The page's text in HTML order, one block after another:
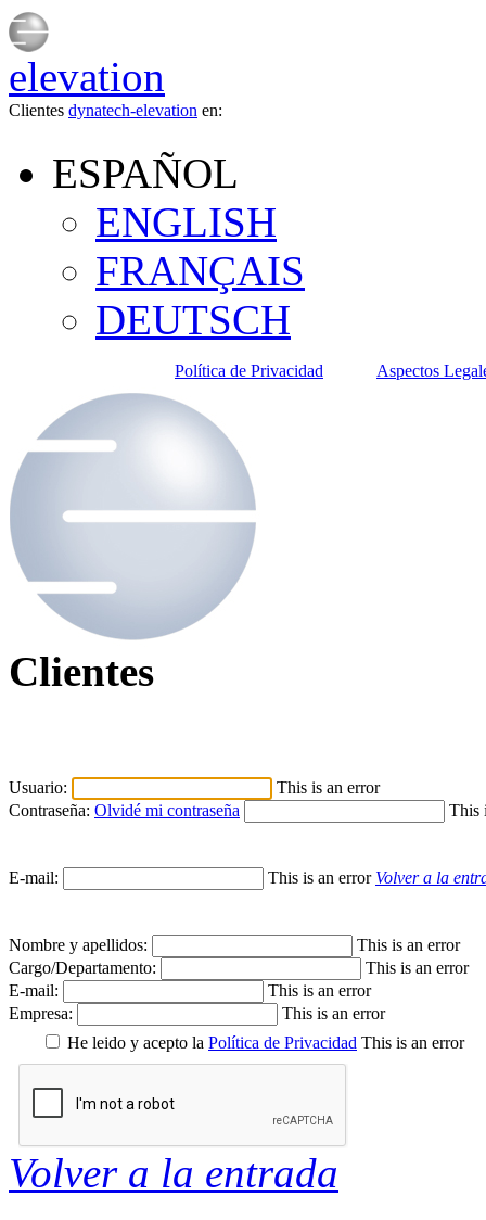
elevation
Clientes dynatech-elevation en:
ESPAÑOL
ENGLISH
FRANÇAIS
DEUTSCH
Aspectos
Política de Privacidad
Clientes
Usuario:
This is an error
Contraseña: Olvidé mi contraseña This
E-mail: This is an error Volver a la
Nombre y apellidos:
This is an error
Cargo/Departamento:
This is an error
E-mail:
This is an error
Empresa:
This is an error
He leido y acepto la Política de Privacidad This is an error
Volver a la entrada